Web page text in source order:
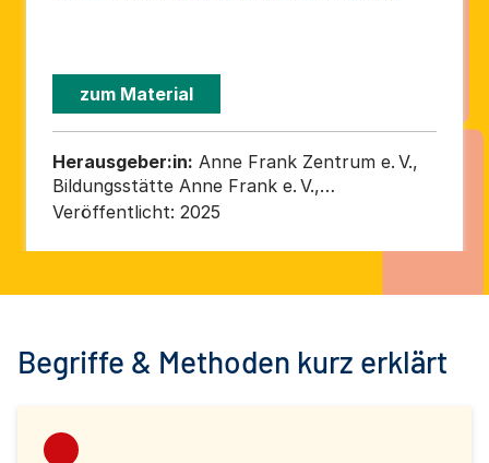
zum Material
Herausgeber:in: Anne Frank Zentrum e. V.,
Bildungsstätte Anne Frank e. V.,
Bundesverband der Recherche- und
(RIAS Bund), Kreuzberger Initiative gegen
Veröffentlicht: 2025
Begriffe & Methoden kurz erklärt